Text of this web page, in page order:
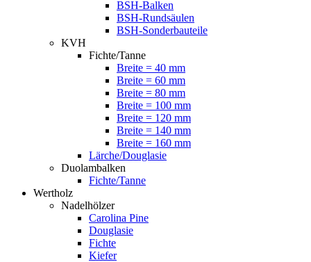
BSH-Balken
BSH-Rundsäulen
BSH-Sonderbauteile
KVH
Fichte/Tanne
Breite = 40 mm
Breite = 60 mm
Breite = 80 mm
Breite = 100 mm
Breite = 120 mm
Breite = 140 mm
Breite = 160 mm
Lärche/Douglasie
Duolambalken
Fichte/Tanne
Wertholz
Nadelhölzer
Carolina Pine
Douglasie
Fichte
Kiefer